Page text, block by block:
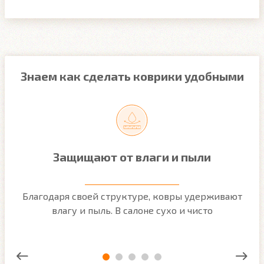
Знаем как сделать коврики удобными
Защищают от влаги и пыли
Благодаря своей структуре, ковры удерживают
влагу и пыль. В салоне сухо и чисто